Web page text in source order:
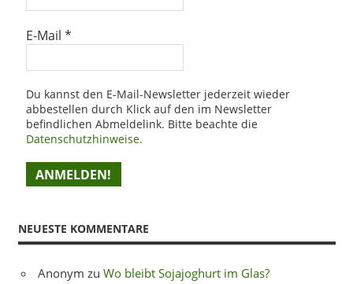
E-Mail *
Du kannst den E-Mail-Newsletter jederzeit wieder
abbestellen durch Klick auf den im Newsletter
befindlichen Abmeldelink. Bitte beachte die
Datenschutzhinweise.
NEUESTE KOMMENTARE
Anonym zu Wo bleibt Sojajoghurt im Glas?